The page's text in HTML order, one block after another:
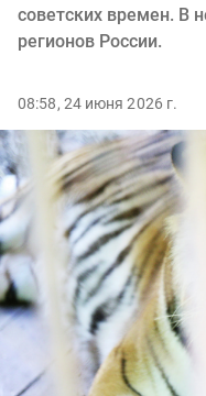
советских времен. В
регионов России.
08:58, 24 июня 2026 г.